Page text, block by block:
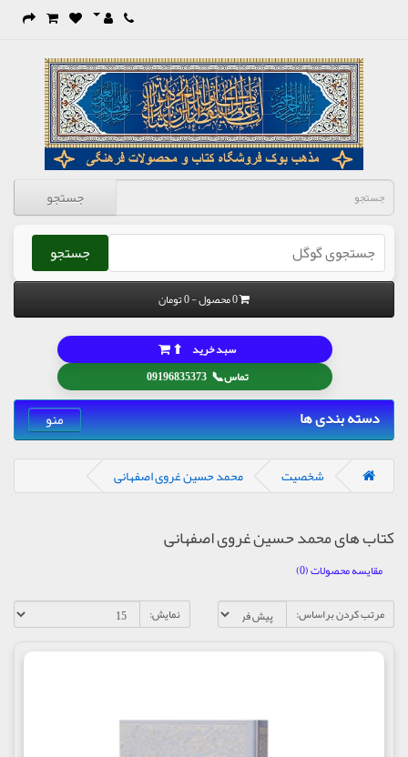
جستجو
جستجو
0 محصول - 0 تومان
تماس📞
09196835373
سبد خرید ⬆
دسته بندی ها منو
شخصیت محمد حسين غروی اصفهانی
کتاب های محمد حسين غروی اصفهانی
مقایسه محصولات (0)
مرتب کردن براساس:
نمایش: